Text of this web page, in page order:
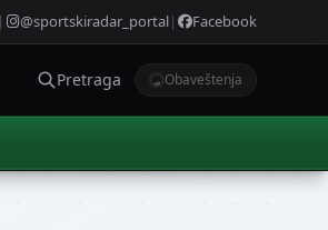
| @sportskiradar_portal| Facebook
Pretraga Obaveštenja